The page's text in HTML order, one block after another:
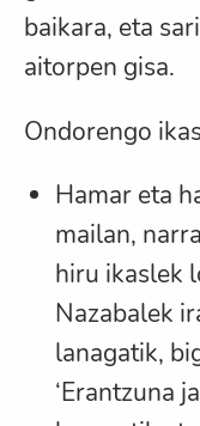
baikara, eta
aitorpen gisa.
Ondorengo
Hamar eta
mailan,
hiru ikaslek
Nazabalek
lanagatik,
‘Erantzuna